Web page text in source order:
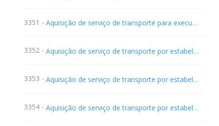
3351 - Aquisição de serviço de transporte para execução de serviço da mesma natureza
3352 - Aquisição de serviço de transporte por estabelecimento industrial
3353 - Aquisição de serviço de transporte por estabelecimento comercial
3354 - Aquisição de serviço de transporte por estabelecimento de prestador de serviço de comunicação